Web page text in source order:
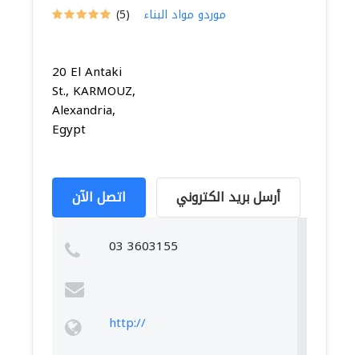
(5) موردو مواد البناء
20 El Antaki
St., KARMOUZ,
Alexandria,
Egypt
اتصل الآن أرسل بريد الكتروني
03 3603155
http://